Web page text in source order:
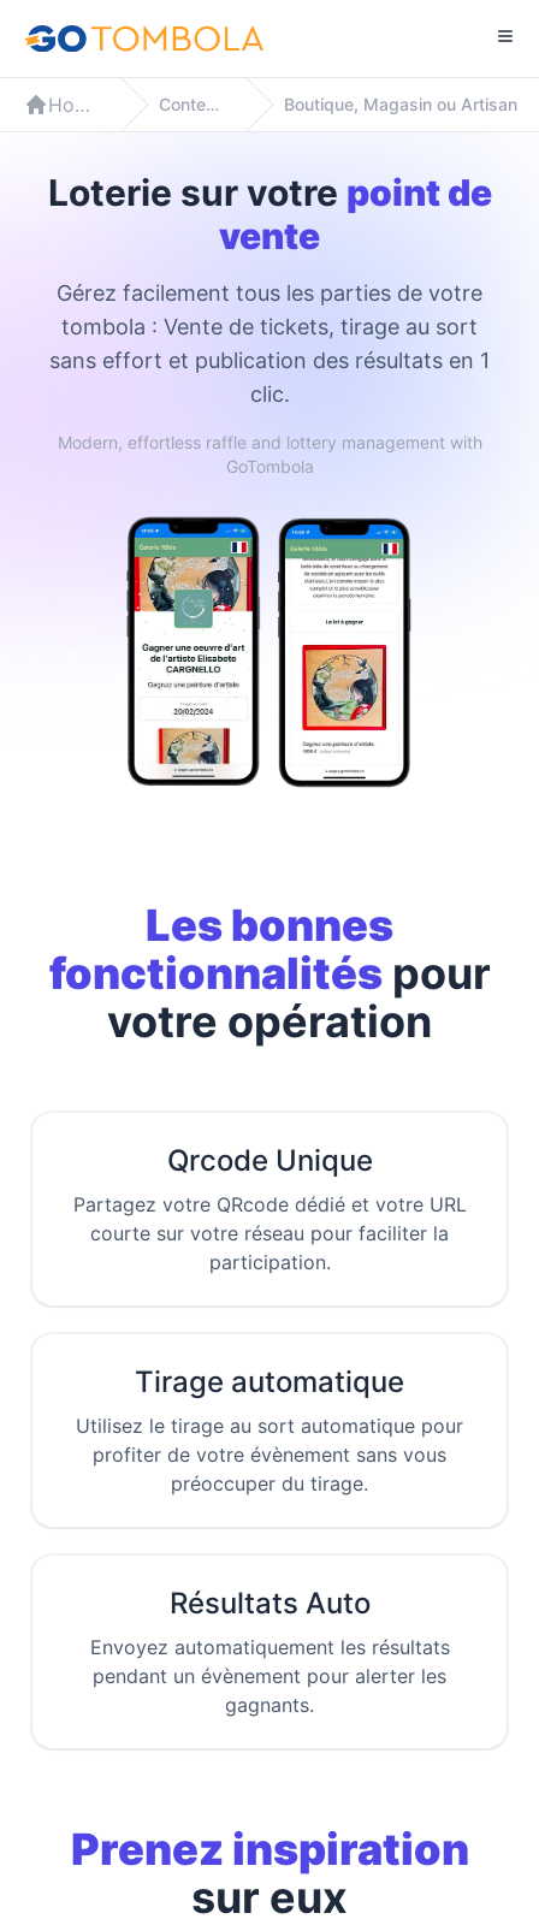
Home Contextes Boutique, Magasin ou Artisan
Loterie sur votre point de
vente
Gérez facilement tous les parties de votre
tombola : Vente de tickets, tirage au sort
sans effort et publication des résultats en 1
clic.
Modern, effortless raffle and lottery management with
GoTombola
Les bonnes
fonctionnalitéspour
votre opération
Qrcode Unique
Partagez votre QRcode dédié et votre URL
courte sur votre réseau pour faciliter la
participation.
Tirage automatique
Utilisez le tirage au sort automatique pour
profiter de votre évènement sans vous
préoccuper du tirage.
Résultats Auto
Envoyez automatiquement les résultats
pendant un évènement pour alerter les
gagnants.
Prenez inspiration
sur eux